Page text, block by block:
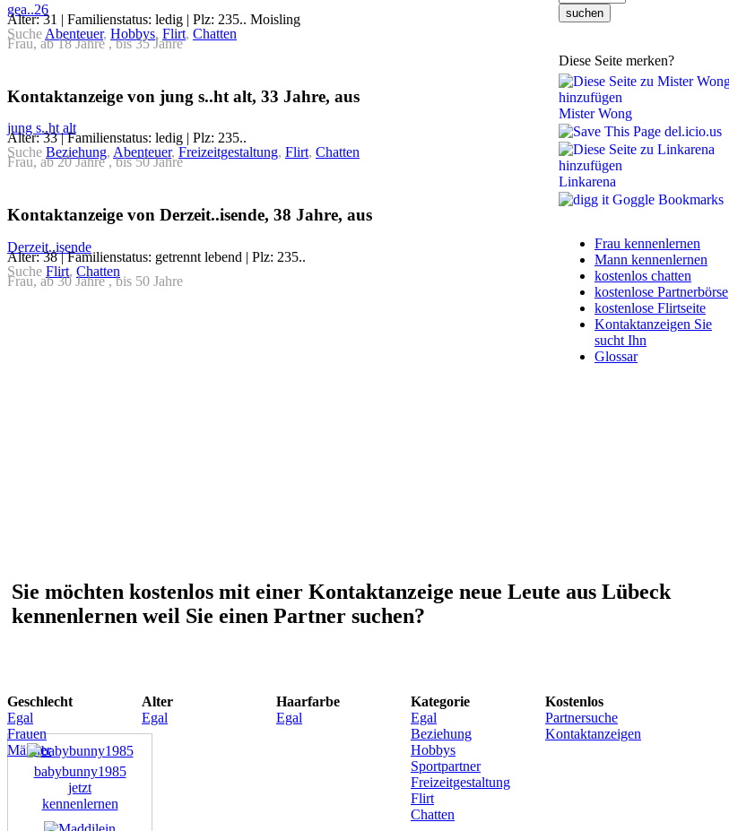
Diese Seite merken?
Mister Wong
del.icio.us
Linkarena
Goggle Bookmarks
Frau kennenlernen
Mann kennenlernen
kostenlos chatten
kostenlose Partnerbörse
kostenlose Flirtseite
Kontaktanzeigen Sie
sucht Ihn
Glossar
gea..26
Alter: 31 | Familienstatus: ledig | Plz: 235.. Moisling
Suche Abenteuer, Hobbys, Flirt, Chatten
Frau, ab 18 Jahre , bis 35 Jahre
Kontaktanzeige von jung s..ht alt, 33 Jahre, aus
jung s..ht alt
Alter: 33 | Familienstatus: ledig | Plz: 235..
Suche Beziehung, Abenteuer, Freizeitgestaltung, Flirt, Chatten
Frau, ab 20 Jahre , bis 50 Jahre
Kontaktanzeige von Derzeit..isende, 38 Jahre, aus
Derzeit..isende
Alter: 38 | Familienstatus: getrennt lebend | Plz: 235..
Suche Flirt, Chatten
Frau, ab 30 Jahre , bis 50 Jahre
Sie möchten kostenlos mit einer Kontaktanzeige neue Leute aus Lübeck
kennenlernen weil Sie einen Partner suchen?
Geschlecht
Egal
Frauen
Männer
Alter
Egal
Haarfarbe
Egal
Kategorie
Egal
Beziehung
Hobbys
Sportpartner
Freizeitgestaltung
Flirt
Chatten
Kostenlos
Partnersuche
Kontaktanzeigen
babybunny1985
jetzt
kennenlernen